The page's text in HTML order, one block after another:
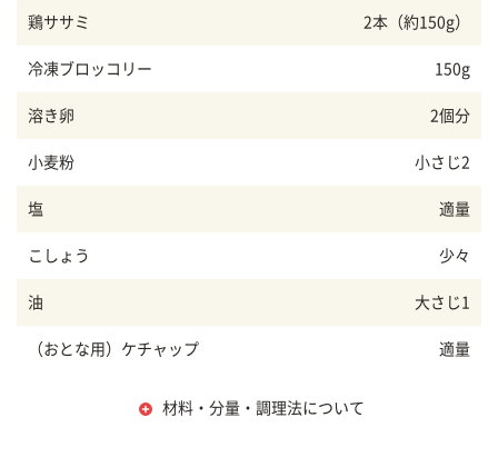
鶏ササミ 2本（約150g）
冷凍ブロッコリー 150g
溶き卵 2個分
小麦粉 小さじ2
塩 適量
こしょう 少々
油 大さじ1
（おとな用）ケチャップ 適量
材料・分量・調理法について